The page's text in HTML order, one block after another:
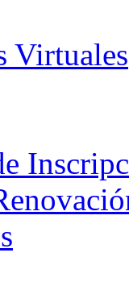
Virtuales